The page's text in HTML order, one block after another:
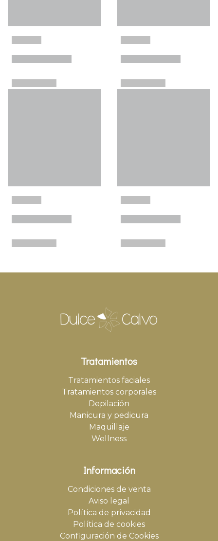
Tratamientos
Tratamientos faciales
Tratamientos corporales
Depilación
Manicura y pedicura
Maquillaje
Wellness
Información
Condiciones de venta
Aviso legal
Política de privacidad
Política de cookies
Configuración de Cookies